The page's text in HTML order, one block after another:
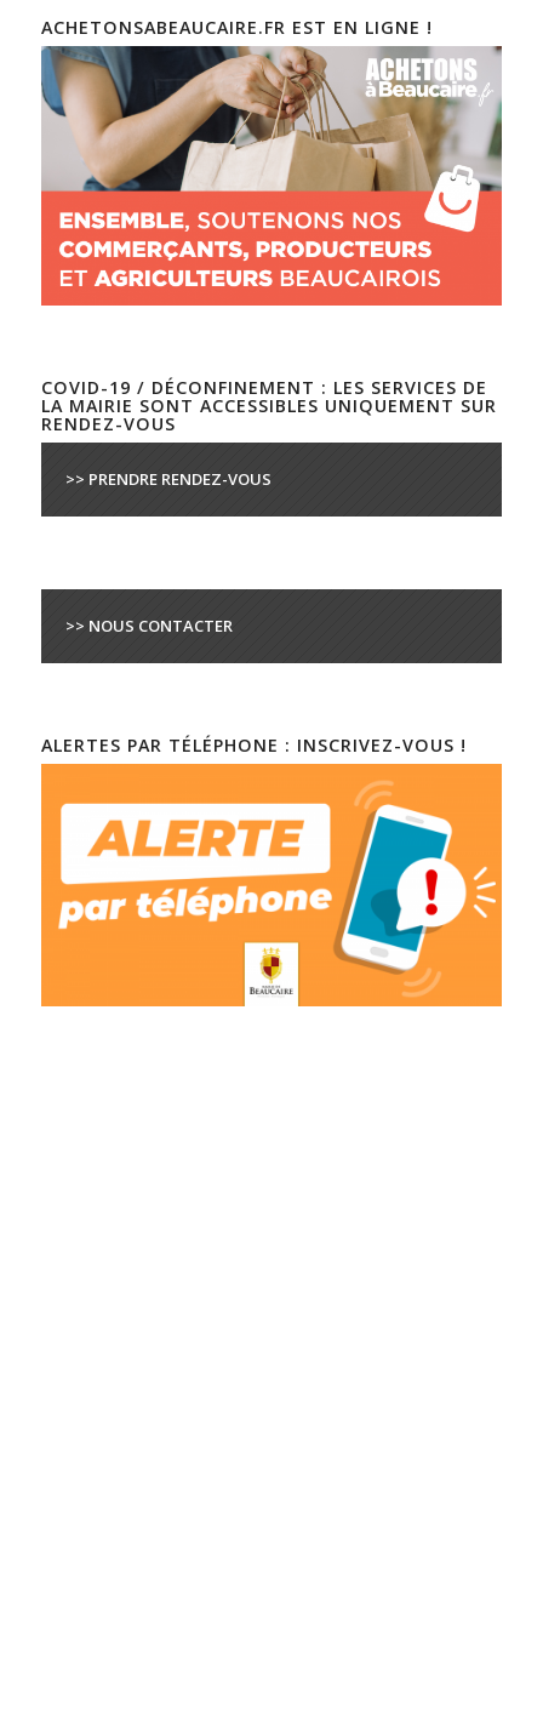
ACHETONSABEAUCAIRE.FR EST EN LIGNE !
COVID-19 / DÉCONFINEMENT : LES SERVICES DE
LA MAIRIE SONT ACCESSIBLES UNIQUEMENT SUR
RENDEZ-VOUS
>> PRENDRE RENDEZ-VOUS
>> NOUS CONTACTER
ALERTES PAR TÉLÉPHONE : INSCRIVEZ-VOUS !